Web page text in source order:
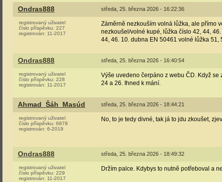
Ondras888 středa, 25. března 2026 - 16:22:36
registrovaný uživatel
číslo příspěvku: 227
registrován: 11-2017
Záměrně nezkouším volná lůžka, ale přímo
nezkoušel/volné kupé, lůžka číslo 42, 44,
44, 46. 10. dubna EN 50461 volné lůžka 51,
Ondras888 středa, 25. března 2026 - 16:40:54
registrovaný uživatel
číslo příspěvku: 228
registrován: 11-2017
Výše uvedeno čerpáno z webu ČD. Když
24 a 26. Ihned k mání.
Ahmad_Šáh_Masúd středa, 25. března 2026 - 18:44:21
registrovaný uživatel
číslo příspěvku: 6878
registrován: 6-2019
No, to je tedy divné, tak já to jdu zkoušet,
Ondras888 středa, 25. března 2026 - 18:49:32
registrovaný uživatel
číslo příspěvku: 229
registrován: 11-2017
Držím palce. Kdybys to nutně potřeboval a